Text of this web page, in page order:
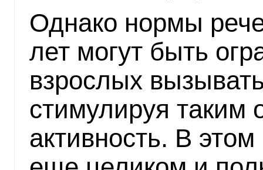
Однако нормы
лет могут быть
взрослых
стимулируя таким
активность. В